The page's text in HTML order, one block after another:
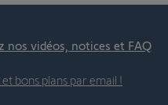
nos vidéos, notices et FAQ
bons plans par email !